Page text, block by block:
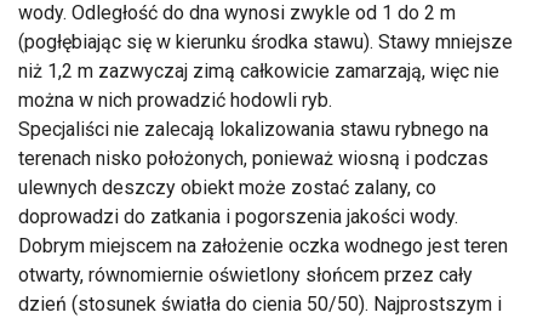
wody. Odległość do dna wynosi zwykle od 1 do 2 m
(pogłębiając się w kierunku środka stawu). Stawy mniejsze
niż 1,2 m zazwyczaj zimą całkowicie zamarzają, więc nie
można w nich prowadzić hodowli ryb.
Specjaliści nie zalecają lokalizowania stawu rybnego na
terenach nisko położonych, ponieważ wiosną i podczas
ulewnych deszczy obiekt może zostać zalany, co
doprowadzi do zatkania i pogorszenia jakości wody.
Dobrym miejscem na założenie oczka wodnego jest teren
otwarty, równomiernie oświetlony słońcem przez cały
dzień (stosunek światła do cienia 50/50). Najprostszym i